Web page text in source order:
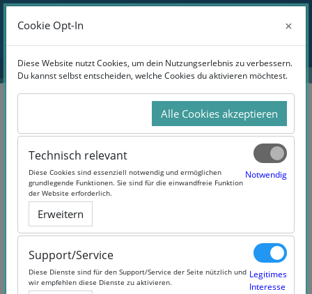
Zum Hauptinhalt
Website-Übersicht
Anmelden
Suchen
1 Products Found
Cookie Opt-In ×
Diese Website nutzt Cookies, um dein Nutzungserlebnis zu verbessern.
Du kannst selbst entscheiden, welche Cookies du aktivieren möchtest.
Alle Cookies akzeptieren
Technisch relevant
Diese Cookies sind essenziell notwendig und ermöglichen
grundlegende Funktionen. Sie sind für die einwandfreie Funktion
der Website erforderlich.
Notwendig
Erweitern
Support/Service
Diese Dienste sind für den Support/Service der Seite nützlich und
wir empfehlen diese Dienste zu aktivieren.
Legitimes
Interesse
Cookie Opt-In ×
Diese Website nutzt Cookies, um dein Nutzungserlebnis zu verbessern.
Du kannst selbst entscheiden, welche Cookies du aktivieren möchtest.
Alle Cookies akzeptieren
Technisch relevant
Diese Cookies sind essenziell notwendig und ermöglichen
grundlegende Funktionen. Sie sind für die einwandfreie Funktion
der Website erforderlich.
Notwendig
Erweitern
Support/Service
Diese Dienste sind für den Support/Service der Seite nützlich und
wir empfehlen diese Dienste zu aktivieren.
Legitimes
Interesse